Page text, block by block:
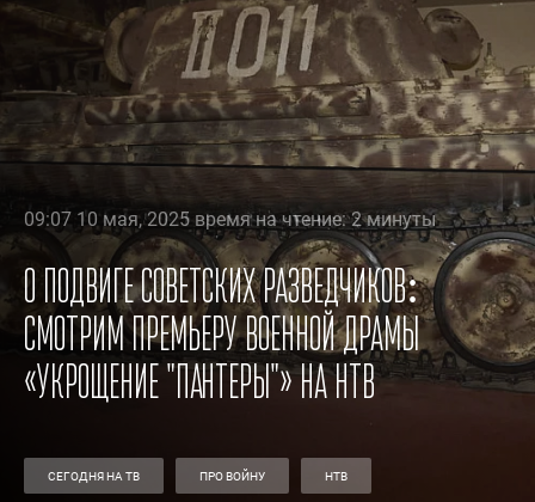
09:07 10 мая, 2025 время на чтение: 2 минуты
О подвиге советских разведчиков:
смотрим премьеру военной драмы
«Укрощение "Пантеры"» на НТВ
СЕГОДНЯ НА ТВ ПРО ВОЙНУ НТВ